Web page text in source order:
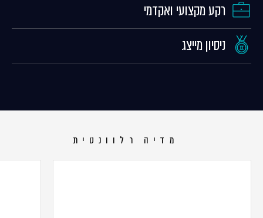
רקע מקצועי ואקדמי
ניסיון מייצג
מדיה רלוונטית